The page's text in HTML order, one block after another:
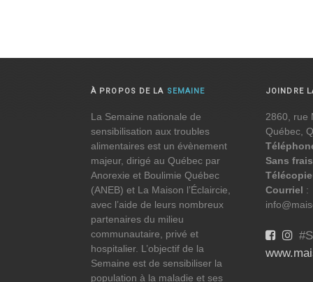
À PROPOS DE LA SEMAINE
La Semaine nationale de
sensibilisation aux troubles
alimentaires est un évènement
majeur, dirigé au Québec par
Anorexie et Boulimie Québec
(ANEB) et La Maison l’Éclaircie,
avec l’aide de leurs nombreux
partenaires du milieu
communautaire, privé et
hospitalier. L’objectif de la
Semaine est de sensibiliser la
population à la maladie et ses
JOINDRE
2860, rue
Québec,
Sans frais
Courriel :